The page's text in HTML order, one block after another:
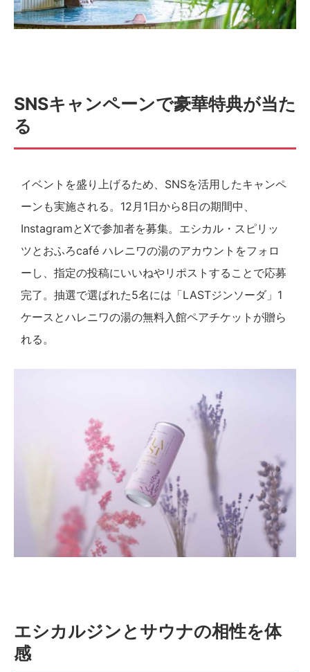
SNSキャンペーンで豪華特典が当た
る
イベントを盛り上げるため、SNSを活用したキャンペ
ーンも実施される。12月1日から8日の期間中、
InstagramとXで参加者を募集。エシカル・スピリッ
ツとおふろcafé ハレニワの湯のアカウントをフォロ
ーし、指定の投稿にいいねやリポストすることで応募
完了。抽選で選ばれた5名には「LASTジンソーダ」1
ケースとハレニワの湯の無料入館ペアチケットが贈ら
れる。
エシカルジンとサウナの相性を体
感